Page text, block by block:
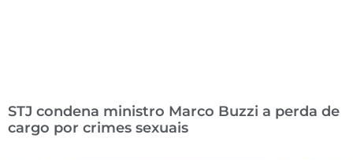
STJ condena ministro Marco Buzzi a perda de
cargo por crimes sexuais